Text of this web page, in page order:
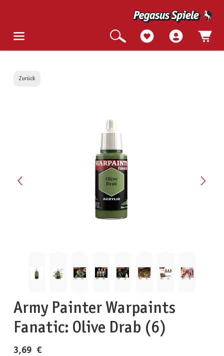
Zurück
Army Painter Warpaints
Fanatic: Olive Drab (6)
3,69 €